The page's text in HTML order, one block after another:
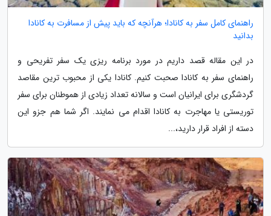
راهنمای کامل سفر به کانادا؛ هرآنچه که باید پیش از مسافرت به کانادا
بدانید
در این مقاله قصد داریم در مورد برنامه ریزی یک سفر تفریحی و
راهنمای سفر به کانادا صحبت کنیم. کانادا یکی از محبوب ترین مقاصد
گردشگری برای ایرانیان است و سالانه تعداد زیادی از هموطنان برای سفر
توریستی یا مهاجرت به کانادا اقدام می نمایند. اگر شما هم جزو این
دسته از افراد قرار دارید،...